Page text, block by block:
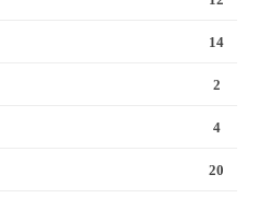
14
2
4
20